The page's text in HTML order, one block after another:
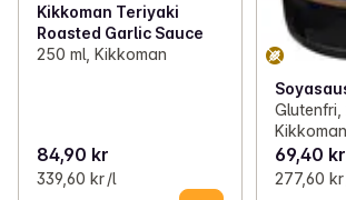
Kikkoman Teriyaki
Roasted Garlic Sauce
250 ml, Kikkoman
84,90 kr
339,60 kr /l
Glutenfri,
Kikkoman
69,40 kr
277,60 kr